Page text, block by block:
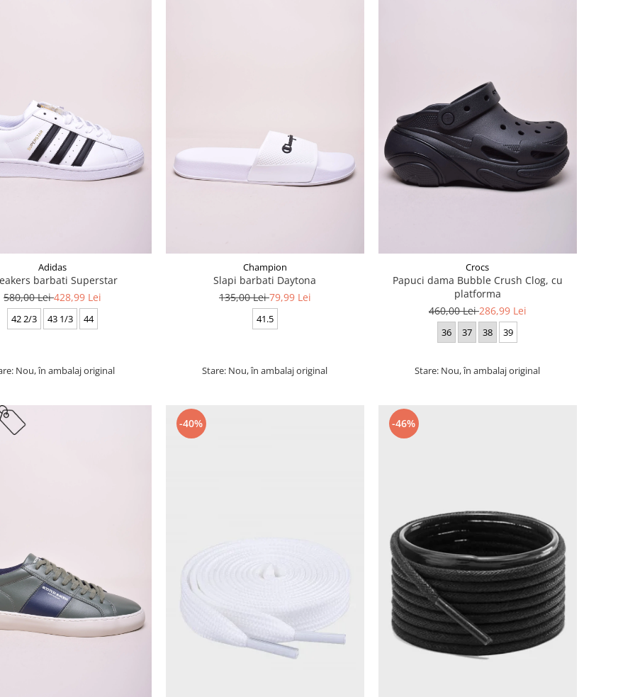
Adidas
barbati Superstar
580,00 Lei428,99 Lei
42 2/3 43 1/3 44
Nou, în ambalaj original
Champion
Slapi barbati Daytona
135,00 Lei79,99 Lei
41.5
Stare: Nou, în ambalaj original
Crocs
Papuci dama Bubble Crush Clog, cu
platforma
460,00 Lei286,99 Lei
36 37 38 39
Stare: Nou, în ambalaj original
-40% -46%